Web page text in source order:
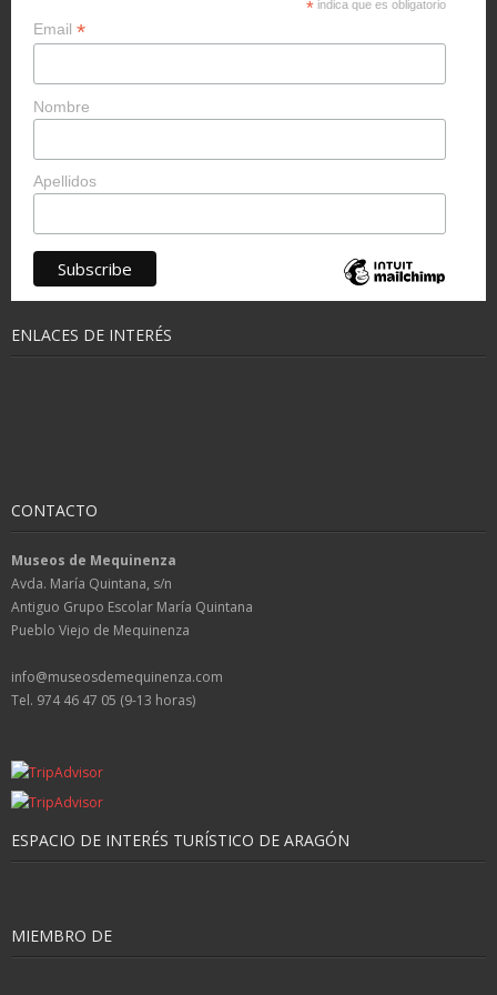
* indica que es obligatorio
Email *
Nombre
Apellidos
ENLACES DE INTERÉS
CONTACTO
Museos de Mequinenza
Avda. María Quintana, s/n
Antiguo Grupo Escolar María Quintana
Pueblo Viejo de Mequinenza
info@museosdemequinenza.com
Tel. 974 46 47 05 (9-13 horas)
ESPACIO DE INTERÉS TURÍSTICO DE ARAGÓN
MIEMBRO DE